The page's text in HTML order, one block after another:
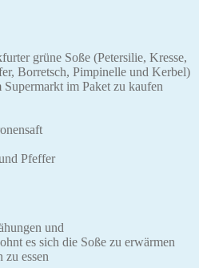
grüne Soße (Petersilie, Kresse,
Borretsch, Pimpinelle und Kerbel)
im Paket zu kaufen
Pfeffer
und
es sich die Soße zu erwärmen
essen